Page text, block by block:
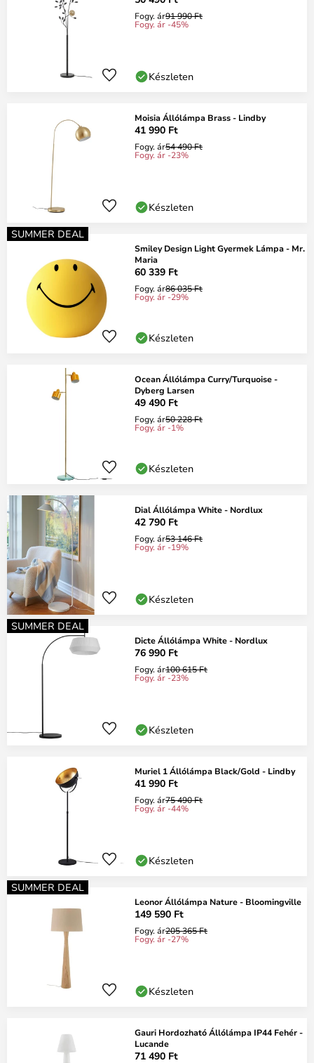
Fogy. ár91 990 Ft
Fogy. ár -45%
Készleten
Moisia Állólámpa Brass - Lindby
41 990 Ft
Fogy. ár54 490 Ft
Fogy. ár -23%
Készleten
SUMMER DEAL
Smiley Design Light Gyermek Lámpa - Mr.
Maria
60 339 Ft
Fogy. ár86 035 Ft
Fogy. ár -29%
Készleten
Ocean Állólámpa Curry/Turquoise -
Dyberg Larsen
49 490 Ft
Fogy. ár50 228 Ft
Fogy. ár -1%
Készleten
Dial Állólámpa White - Nordlux
42 790 Ft
Fogy. ár53 146 Ft
Fogy. ár -19%
Készleten
SUMMER DEAL
Dicte Állólámpa White - Nordlux
76 990 Ft
Fogy. ár100 615 Ft
Fogy. ár -23%
Készleten
Muriel 1 Állólámpa Black/Gold - Lindby
41 990 Ft
Fogy. ár75 490 Ft
Fogy. ár -44%
Készleten
SUMMER DEAL
Leonor Állólámpa Nature - Bloomingville
149 590 Ft
Fogy. ár205 365 Ft
Fogy. ár -27%
Készleten
Gauri Hordozható Állólámpa IP44 Fehér -
Lucande
71 490 Ft